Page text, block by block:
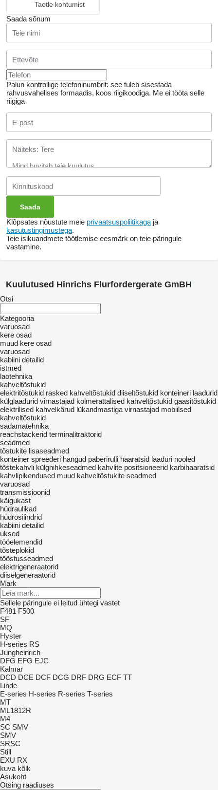
Taotle kohtumist
Saada sõnum
Palun kontrollige telefoninumbrit: see tuleb sisestada
rahvusvahelises formaadis, koos riigikoodiga. Me ei tööta selle
riigiga
Klõpsates nõustute meie privaatsuspoliitikaga ja
kasutustingimustega.
Teie isikuandmete töötlemise eesmärk on teie päringule
vastamine.
Kuulutused Hinrichs Flurfordergerate GmBH
Otsi
Kategooria
varuosad
kere osad
muud kere osad
varuosad
kabiini detailid
istmed
laotehnika
kahveltõstukid
elektritõstukid rasked kahveltõstukid diiseltõstukid konteineri laadurid
külglaadurid virnastajad kolmerattalised kahveltõstukid gaasitõstukid
elektrilised kahvelkärud lükandmastiga virnastajad mobiilsed
kahveltõstukid
sadamatehnika
reachstackerid terminalitraktorid
seadmed
tõstukite lisaseadmed
konteiner spreederi hangud paberirulli haaratsid laaduri nooled
tõstekahvli külgnihkeseadmed kahvlite positsioneerid karbihaaratsid
kahvlipikendused muud kahveltõstukite seadmed
varuosad
transmissioonid
käigukast
hüdraulikad
hüdrosilindrid
kabiini detailid
uksed
tööelemendid
tõsteplokid
tööstusseadmed
elektrigeneraatorid
diiselgeneraatorid
Mark
Sellele päringule ei leitud ühtegi vastet
F481 F500
SF
MQ
Hyster
H-series RS
Jungheinrich
DFG EFG EJC
Kalmar
DCD DCE DCF DCG DRF DRG ECF TT
Linde
E-series H-series R-series T-series
MT
ML1812R
M4
SC SMV
SMV
SRSC
Still
EXU RX
kuva kõik
Asukoht
Otsing raadiuses